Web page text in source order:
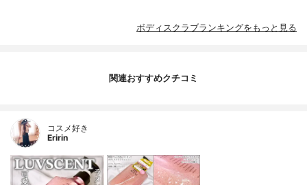
ボディスクラブランキングをもっと見る
関連おすすめクチコミ
コスメ好き
Eririn